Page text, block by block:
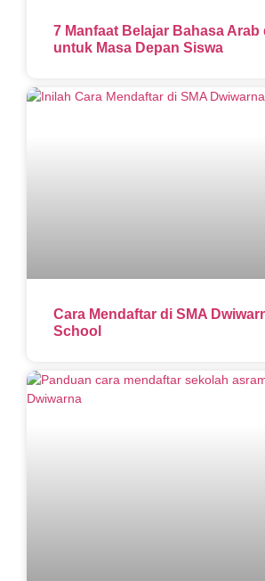
7 Manfaat Belajar Bahasa Arab
untuk Masa Depan Siswa
Cara Mendaftar di SMA
School